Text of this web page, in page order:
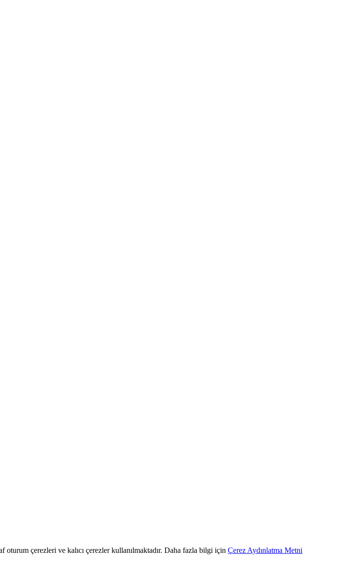
çerezleri ve kalıcı çerezler kullanılmaktadır. Daha fazla bilgi için Çerez Aydınlatma Metni